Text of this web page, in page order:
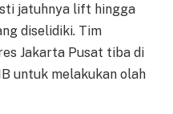
jatuhnya lift hingga
diselidiki. Tim
Jakarta Pusat tiba di
untuk melakukan olah